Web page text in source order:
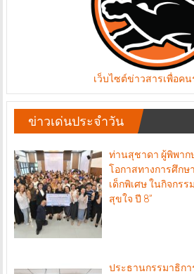
เว็บไซต์ข่าวสารเพื่อค
ข่าวเด่นประจำวัน
ท่านสุชาดา ผู้พิพาก
โอกาสทางการศึกษ
เด็กพิเศษ ในกิจกรร
สุขใจ ปี 8”
ประธานกรรมาธิกา